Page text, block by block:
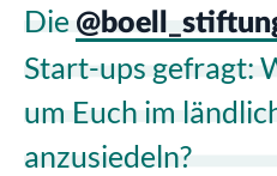
Die
Start-ups gefragt:
um Euch im
anzusiedeln?